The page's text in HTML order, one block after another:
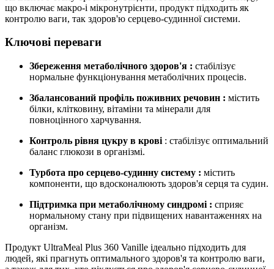
що включає макро-і мікронутрієнти, продукт підходить як
контролю ваги, так здоров'ю серцево-судинної системи.
Ключові переваги
Збереження метаболічного здоров'я : стабілізує
нормальне функціонування метаболічних процесів.
Збалансований профіль поживних речовин : містить
білки, клітковину, вітаміни та мінерали для
повноцінного харчування.
Контроль рівня цукру в крові : стабілізує оптимальний
баланс глюкози в організмі.
Турбота про серцево-судинну систему : містить
компоненти, що вдосконалюють здоров'я серця та судин.
Підтримка при метаболічному синдромі : сприяє
нормальному стану при підвищених навантаженнях на
організм.
Продукт UltraMeal Plus 360 Vanille ідеально підходить для
людей, які прагнуть оптимального здоров'я та контролю ваги,